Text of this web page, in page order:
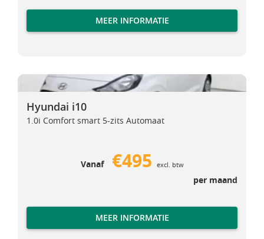
MEER INFORMATIE
Hyundai i10
Hyundai i10
Hyundai i10
1.0i Comfort smart 5-zits Automaat
Vanaf €495 excl. btw
per maand
MEER INFORMATIE